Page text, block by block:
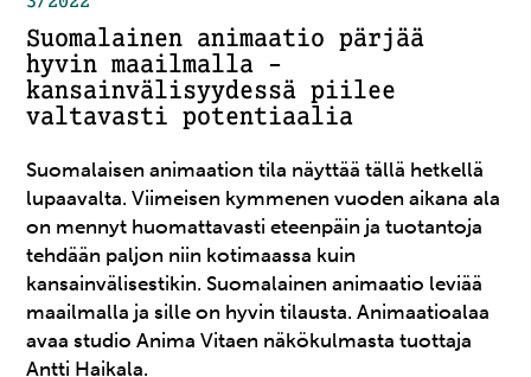
Suomalainen animaatio pärjää
hyvin maailmalla –
kansainvälisyydessä piilee
valtavasti potentiaalia
Suomalaisen animaation tila näyttää tällä hetkellä
lupaavalta. Viimeisen kymmenen vuoden aikana ala
on mennyt huomattavasti eteenpäin ja tuotantoja
tehdään paljon niin kotimaassa kuin
kansainvälisestikin. Suomalainen animaatio leviää
maailmalla ja sille on hyvin tilausta. Animaatioalaa
avaa studio Anima Vitaen näkökulmasta tuottaja
Antti Haikala.